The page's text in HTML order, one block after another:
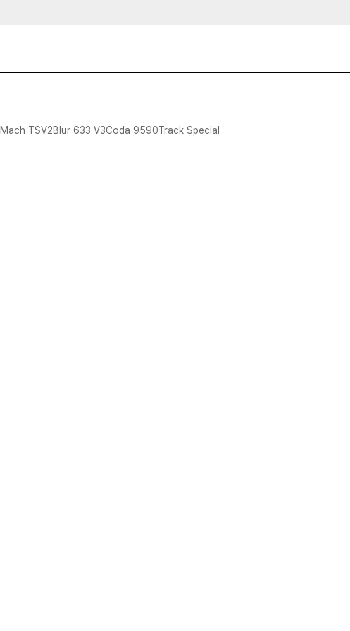
Mach TSV2Blur 633 V3Coda 9590Track Special